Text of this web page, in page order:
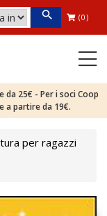
(0)
25€ - Per i soci Coop
a partire da 19€.
per ragazzi